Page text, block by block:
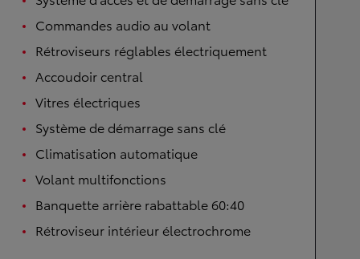
Commandes audio au volant
Rétroviseurs réglables électriquement
Accoudoir central
Vitres électriques
Système de démarrage sans clé
Climatisation automatique
Volant multifonctions
Banquette arrière rabattable 60:40
Rétroviseur intérieur électrochrome